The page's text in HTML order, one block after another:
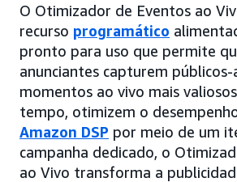
O Otimizador de Eventos ao
recurso programático
pronto para uso que permite
anunciantes capturem
momentos ao vivo mais
tempo, otimizem o
Amazon DSP por meio de um
campanha dedicado, o
ao Vivo transforma a